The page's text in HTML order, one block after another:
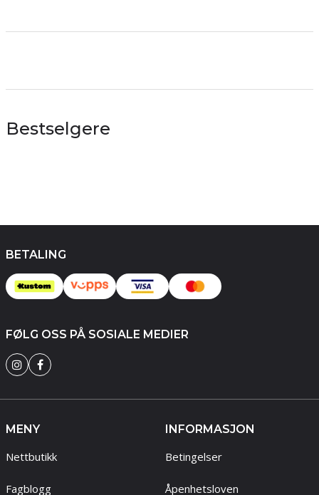
Bestselgere
BETALING
FØLG OSS PÅ SOSIALE MEDIER
MENY
Nettbutikk
Fagblogg
INFORMASJON
Betingelser
Åpenhetsloven